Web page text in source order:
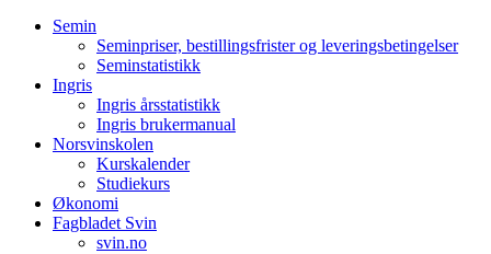
Semin
Seminpriser, bestillingsfrister og leveringsbetingelser
Seminstatistikk
Ingris
Ingris årsstatistikk
Ingris brukermanual
Norsvinskolen
Kurskalender
Studiekurs
Økonomi
Fagbladet Svin
svin.no